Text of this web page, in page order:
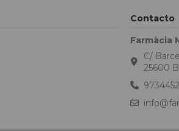
Contacto
Farmàcia
C/
25600